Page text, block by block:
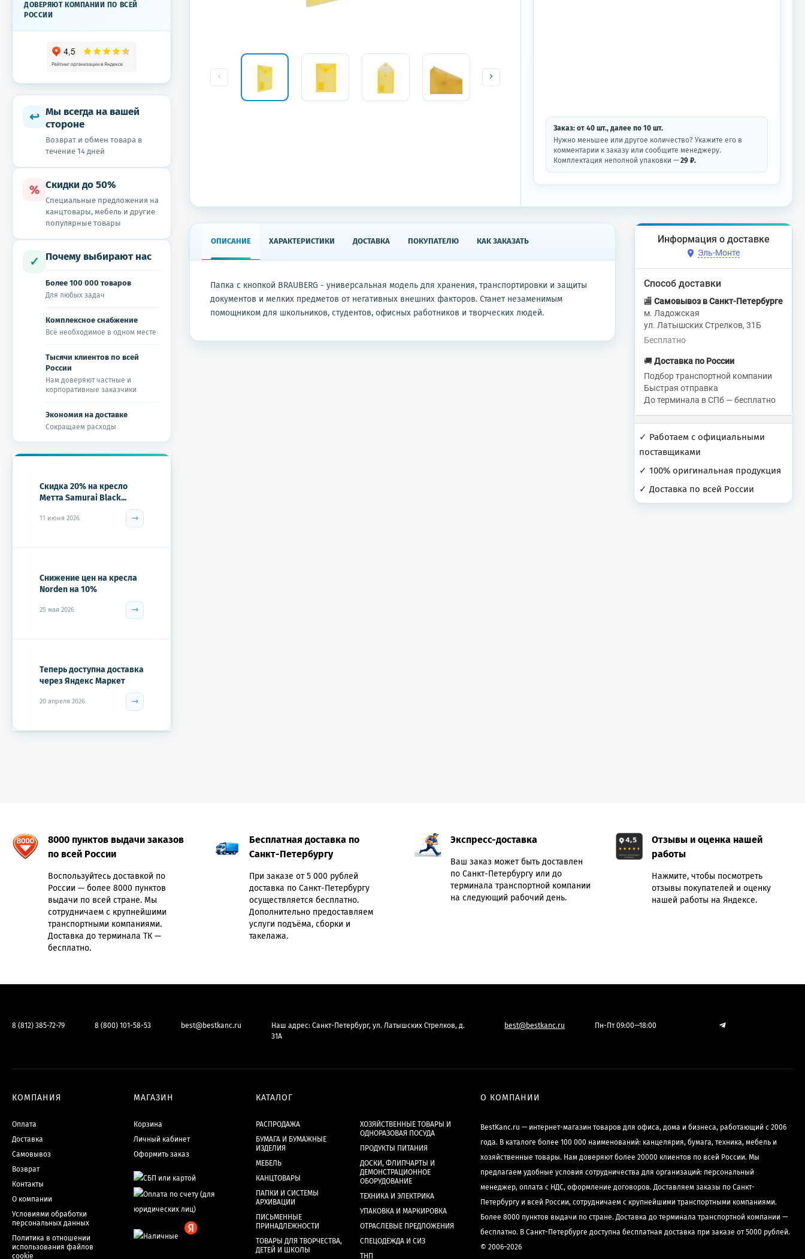
Заказ: от40 шт., далее по10 шт.
Нужно меньшее или другое количество? Укажите его в
комментарии к заказу или сообщите менеджеру.
Комплектация неполной упаковки —29 ₽.
ОПИСАНИЕ ХАРАКТЕРИСТИКИ ДОСТАВКА ПОКУПАТЕЛЮ КАК ЗАКАЗАТЬ
Папка с кнопкой BRAUBERG - универсальная модель для хранения, транспортировки и защиты
документов и мелких предметов от негативных внешних факторов. Станет незаменимым
помощником для школьников, студентов, офисных работников и творческих людей.
Информация о доставке
Эль-Монте
Способ доставки
🏬 Самовывоз в Санкт-Петербурге
м. Ладожская
ул. Латышских Стрелков, 31Б
Бесплатно
🚚 Доставка по России
Подбор транспортной компании
Быстрая отправка
До терминала в СПб — бесплатно
✓ Работаем с официальными
поставщиками
✓ 100% оригинальная продукция
✓ Доставка по всей России
ДОВЕРЯЮТ КОМПАНИИ ПО ВСЕЙ
РОССИИ
↩ Мы всегда на вашей
стороне
Возврат и обмен товара в
течение 14 дней
% Скидки до 50%
Специальные предложения на
канцтовары, мебель и другие
популярные товары
✓ Почему выбирают нас
Более 100 000 товаров
Для любых задач
Комплексное снабжение
Всё необходимое в одном месте
Тысячи клиентов по всей
России
Нам доверяют частные и
корпоративные заказчики
Экономия на доставке
Сокращаем расходы
Скидка 20% на кресло
Метта Samurai Black...
11 июня 2026
Снижение цен на кресла
Norden на 10%
25 мая 2026
Теперь доступна доставка
через Яндекс Маркет
20 апреля 2026
8000 пунктов выдачи заказов
по всей России
Воспользуйтесь доставкой по
России — более 8000 пунктов
выдачи по всей стране. Мы
сотрудничаем с крупнейшими
транспортными компаниями.
Доставка до терминала ТК —
бесплатно.
Бесплатная доставка по
Санкт-Петербургу
При заказе от 5 000 рублей
доставка по Санкт-Петербургу
осуществляется бесплатно.
Дополнительно предоставляем
услуги подъёма, сборки и
такелажа.
Экспресс-доставка
Ваш заказ может быть доставлен
по Санкт-Петербургу или до
терминала транспортной компании
на следующий рабочий день.
Отзывы и оценка нашей
работы
Нажмите, чтобы посмотреть
отзывы покупателей и оценку
нашей работы на Яндексе.
8 (812) 385-72-79 8 (800) 101-58-53 best@bestkanc.ru
Наш адрес: Санкт-Петербург, ул. Латышских Стрелков, д.
31А
best@bestkanc.ru Пн-Пт 09:00—18:00
КОМПАНИЯ
Оплата
Доставка
Самовывоз
Возврат
Контакты
О компании
Условиями обработки
персональных данных
Политика в отношении
использования файлов
cookie
МАГАЗИН
Корзина
Личный кабинет
Оформить заказ
КАТАЛОГ
РАСПРОДАЖА
БУМАГА И БУМАЖНЫЕ
ИЗДЕЛИЯ
МЕБЕЛЬ
КАНЦТОВАРЫ
ПАПКИ И СИСТЕМЫ
АРХИВАЦИИ
ПИСЬМЕННЫЕ
ПРИНАДЛЕЖНОСТИ
ТОВАРЫ ДЛЯ ТВОРЧЕСТВА,
ДЕТЕЙ И ШКОЛЫ
ХОЗЯЙСТВЕННЫЕ ТОВАРЫ И
ОДНОРАЗОВАЯ ПОСУДА
ПРОДУКТЫ ПИТАНИЯ
ДОСКИ, ФЛИПЧАРТЫ И
ДЕМОНСТРАЦИОННОЕ
ОБОРУДОВАНИЕ
ТЕХНИКА И ЭЛЕКТРИКА
УПАКОВКА И МАРКИРОВКА
ОТРАСЛЕВЫЕ ПРЕДЛОЖЕНИЯ
СПЕЦОДЕЖДА И СИЗ
ТНП
О КОМПАНИИ
BestKanc.ru — интернет-магазин товаров для офиса, дома и бизнеса, работающий с 2006
года. В каталоге более 100 000 наименований: канцелярия, бумага, техника, мебель и
хозяйственные товары. Нам доверяют более 20000 клиентов по всей России. Мы
предлагаем удобные условия сотрудничества для организаций: персональный
менеджер, оплата с НДС, оформление договоров. Доставляем заказы по Санкт-
Петербургу и всей России, сотрудничаем с крупнейшими транспортными компаниями.
Более 8000 пунктов выдачи по стране. Доставка до терминала транспортной компании —
бесплатно. В Санкт-Петербурге доступна бесплатная доставка при заказе от 5000 рублей.
© 2006–2026